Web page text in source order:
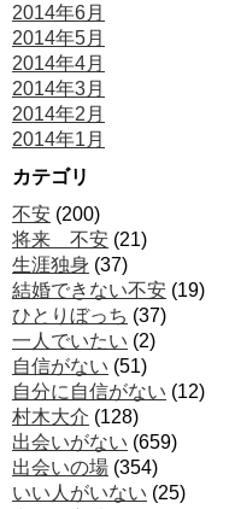
2014年6月
2014年5月
2014年4月
2014年3月
2014年2月
2014年1月
カテゴリ
不安 (200)
将来 不安 (21)
生涯独身 (37)
結婚できない不安 (19)
ひとりぼっち (37)
一人でいたい (2)
自信がない (51)
自分に自信がない (12)
村木大介 (128)
出会いがない (659)
出会いの場 (354)
いい人がいない (25)